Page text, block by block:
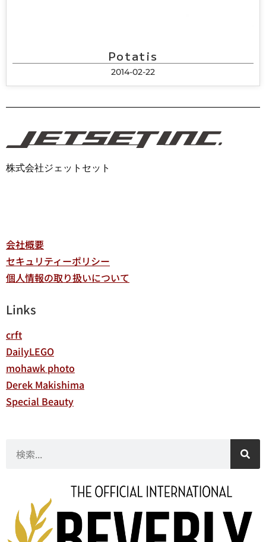
Potatis
2014-02-22
株式会社ジェットセット
会社概要
セキュリティーポリシー
個人情報の取り扱いについて
Links
crft
DailyLEGO
mohawk photo
Derek Makishima
Special Beauty